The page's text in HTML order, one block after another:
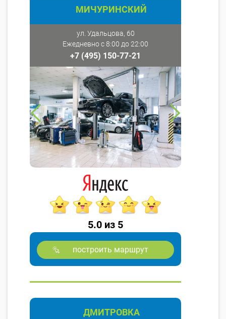
МИЧУРИНСКИЙ
ул. Удальцова, 60
Ежедневно с 8:00 до 22:00
+7 (495) 150-77-21
5.0 из 5
построить маршрут
ДМИТРОВКА